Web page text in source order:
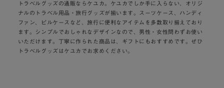
トラベルグッズの通販ならケユカ。ケユカでしか手に入らない、オリジ
ナルのトラベル用品・旅行グッズが揃います。スーツケース、ハンディ
ファン、ピルケースなど、旅行に便利なアイテムを多数取り揃えており
ます。シンプルでおしゃれなデザインなので、男性・女性問わずお使い
いただけます。丁寧に作られた商品は、ギフトにもおすすめです。ぜひ
トラベルグッズはケユカでお求めください。